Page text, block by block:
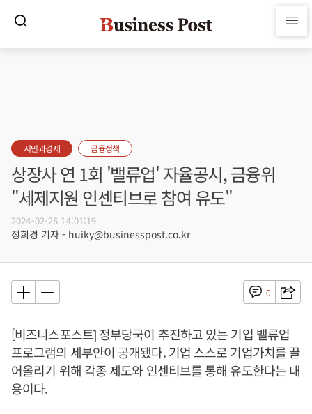
시민과경제 금융정책
상장사 연 1회 '밸류업' 자율공시, 금융위
"세제지원 인센티브로 참여 유도"
2024-02-26 14:01:19
정희경 기자 - huiky@businesspost.co.kr
0
[비즈니스포스트] 정부당국이 추진하고 있는 기업 밸류업
프로그램의 세부안이 공개됐다. 기업 스스로 기업가치를 끌
어올리기 위해 각종 제도와 인센티브를 통해 유도한다는 내
용이다.